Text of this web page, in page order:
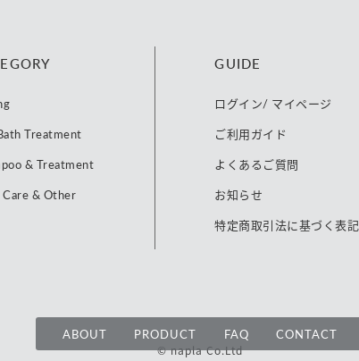
ABOUT PRODUCT FAQ CONTACT
Treatment
& Treatment
Care & Other
GUIDE
ログイン/ マイページ
ご利用ガイド
よくあるご質問
お知らせ
特定商取引法に基づく表記
© napla Co.Ltd